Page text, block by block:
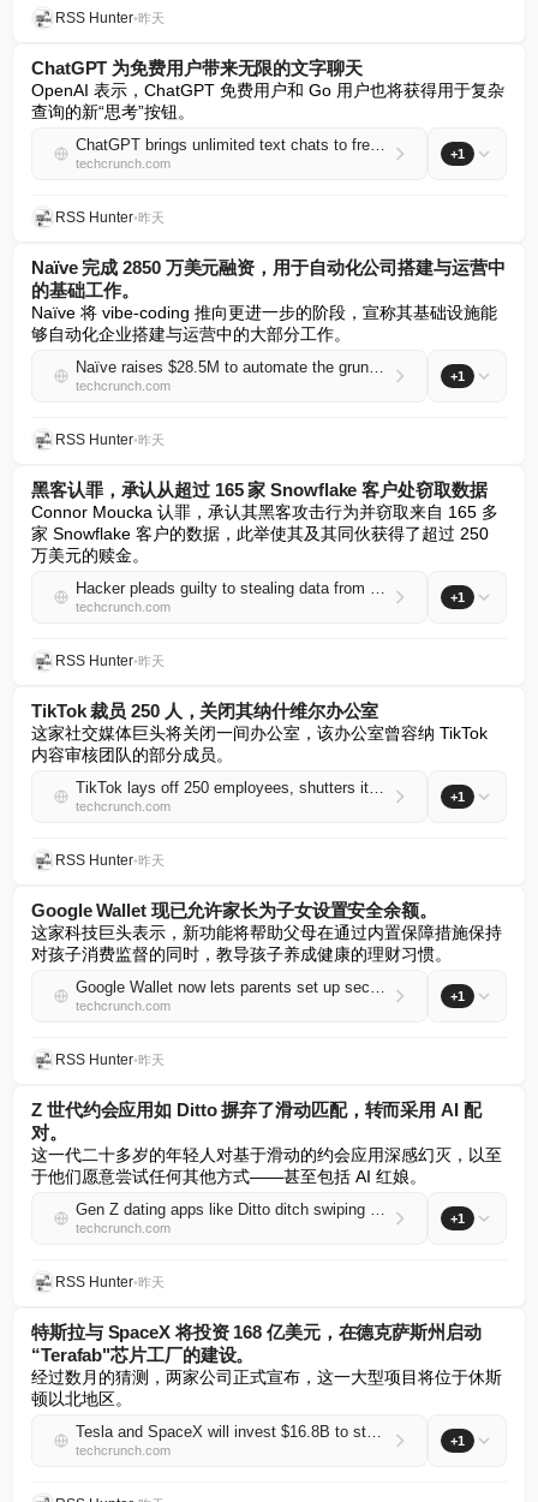
RSS Hunter•昨天
ChatGPT 为免费用户带来无限的文字聊天
OpenAI 表示，ChatGPT 免费用户和 Go 用户也将获得用于复杂
查询的新“思考”按钮。
ChatGPT brings unlimited text chats to free users
techcrunch.com
+1
RSS Hunter•昨天
Naïve 完成 2850 万美元融资，用于自动化公司搭建与运营中
的基础工作。
Naïve 将 vibe-coding 推向更进一步的阶段，宣称其基础设施能
够自动化企业搭建与运营中的大部分工作。
Naïve raises $28.5M to automate the grunt work of setting up and running a company
techcrunch.com
+1
RSS Hunter•昨天
黑客认罪，承认从超过 165 家 Snowflake 客户处窃取数据
Connor Moucka 认罪，承认其黑客攻击行为并窃取来自 165 多
家 Snowflake 客户的数据，此举使其及其同伙获得了超过 250
万美元的赎金。
Hacker pleads guilty to stealing data from more than 165 Snowflake customers
techcrunch.com
+1
RSS Hunter•昨天
TikTok 裁员 250 人，关闭其纳什维尔办公室
这家社交媒体巨头将关闭一间办公室，该办公室曾容纳 TikTok
内容审核团队的部分成员。
TikTok lays off 250 employees, shutters its Nashville office
techcrunch.com
+1
RSS Hunter•昨天
Google Wallet 现已允许家长为子女设置安全余额。
这家科技巨头表示，新功能将帮助父母在通过内置保障措施保持
对孩子消费监督的同时，教导孩子养成健康的理财习惯。
Google Wallet now lets parents set up secure balances for their kids
techcrunch.com
+1
RSS Hunter•昨天
Z 世代约会应用如 Ditto 摒弃了滑动匹配，转而采用 AI 配
对。
这一代二十多岁的年轻人对基于滑动的约会应用深感幻灭，以至
于他们愿意尝试任何其他方式——甚至包括 AI 红娘。
Gen Z dating apps like Ditto ditch swiping in favor of AI matchmaking
techcrunch.com
+1
RSS Hunter•昨天
特斯拉与 SpaceX 将投资 168 亿美元，在德克萨斯州启动
“Terafab"芯片工厂的建设。
经过数月的猜测，两家公司正式宣布，这一大型项目将位于休斯
顿以北地区。
Tesla and SpaceX will invest $16.8B to start building ‘Terafab’ chip factory in Texas
techcrunch.com
+1